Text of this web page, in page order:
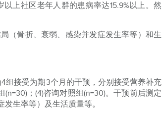
上社区老年人群的患病率达15.9%以上。然
（骨折、衰弱、感染并发症发生率等）和生
组接受为期3个月的干预，分别接受营养补充
；(4)咨询对照组(n=30)。干预前后测定
生率等）及生活质量等。